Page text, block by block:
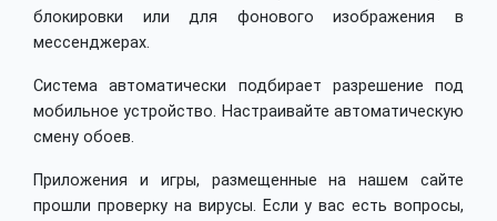
блокировки или для фонового изображения в
мессенджерах.
Система автоматически подбирает разрешение под
мобильное устройство. Настраивайте автоматическую
смену обоев.
Приложения и игры, размещенные на нашем сайте
прошли проверку на вирусы. Если у вас есть вопросы,